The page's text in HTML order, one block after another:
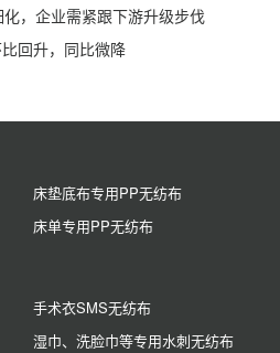
，企业需紧跟下游升级步伐
回升，同比微降
床垫底布专用PP无纺布
床单专用PP无纺布
手术衣SMS无纺布
湿巾、洗脸巾等专用水刺无纺布